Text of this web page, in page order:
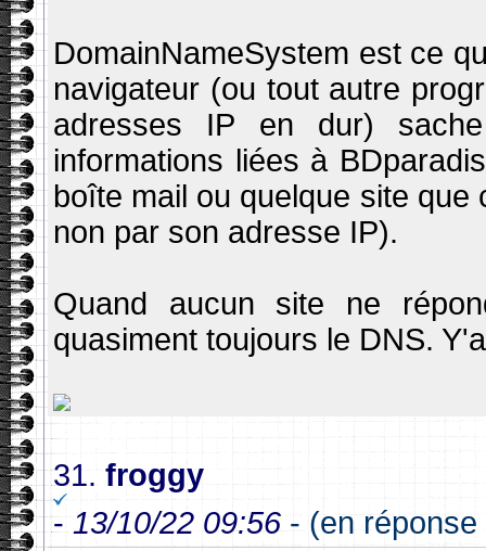
DomainNameSystem est ce
navigateur (ou tout autre
adresses IP en dur)
informations liées à
boîte mail ou quelque site
non par son adresse IP).
Quand aucun site ne
quasiment toujours le DNS.
31. froggy
- 13/10/22 09:56 - (en